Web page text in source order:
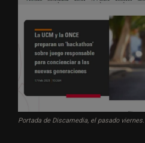
Portada de Discamedia, el pasado viernes.